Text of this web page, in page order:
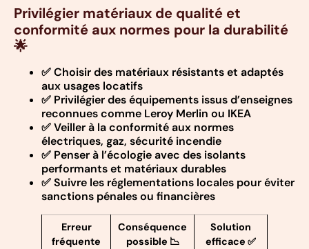
Privilégier matériaux de qualité et
conformité aux normes pour la durabilité
🌟
✅ Choisir des matériaux résistants et adaptés
aux usages locatifs
✅ Privilégier des équipements issus d’enseignes
reconnues comme Leroy Merlin ou IKEA
✅ Veiller à la conformité aux normes
électriques, gaz, sécurité incendie
✅ Penser à l’écologie avec des isolants
performants et matériaux durables
✅ Suivre les réglementations locales pour éviter
sanctions pénales ou financières
Erreur
fréquente
Conséquence
possible 📉
Solution
efficace ✅